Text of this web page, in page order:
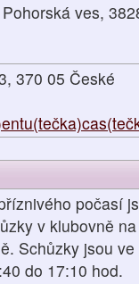
ves,
370 05 České
počasí
v klubovně na
Schůzky jsou ve
do 17:10 hod.